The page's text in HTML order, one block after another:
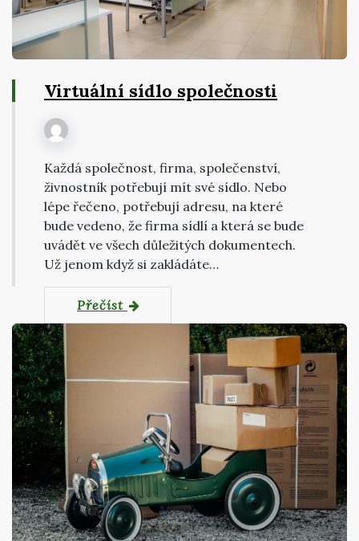
Virtuální sídlo společnosti
Každá společnost, firma, společenství,
živnostník potřebují mít své sídlo. Nebo
lépe řečeno, potřebují adresu, na které
bude vedeno, že firma sídlí a která se bude
uvádět ve všech důležitých dokumentech.
Už jenom když si zakládáte…
Přečíst